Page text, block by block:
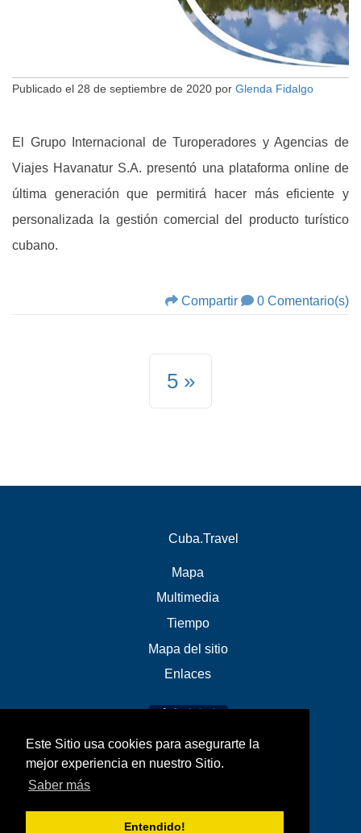
Este Sitio usa cookies para asegurarte la
mejor experiencia en nuestro Sitio.
Saber más
Entendido!
Publicado el 28 de septiembre de 2020 por Glenda Fidalgo
El Grupo Internacional de Turoperadores y Agencias de
Viajes Havanatur S.A. presentó una plataforma online de
última generación que permitirá hacer más eficiente y
personalizada la gestión comercial del producto turístico
cubano.
Compartir 0 Comentario(s)
5
Cuba.Travel
Mapa
Multimedia
Tiempo
Mapa del sitio
Enlaces